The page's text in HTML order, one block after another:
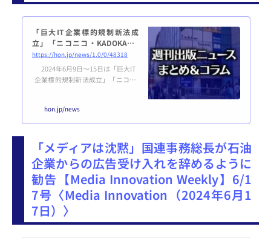
「巨大IT企業標的規制新法成
立」「ニコニコ・KADOKAWA
へのサイバー攻撃」「Apple Int
elligence」など、週刊出版
ニュースまとめ＆コラム #623
（2024年6月9日～15日）
https://hon.jp/news/1.0/0/48318
2024年6月9日～15日は「巨大IT
企業標的規制新法成立」「ニコニ
が話題に。広い意味での出版に関
連する最新ニュースから編集長 鷹
し、独自の視点でコメントしてあ
ります（ISSN 2436-8237）。政治
「1円も値引きできない」家電、
なぜOK？ 値札の「指定価格」と
は〈朝日新聞デジタル（2024年6
月11日）〉https://www.asahi.co
m/articles/AS...
hon.jp/news
「メディアは沈黙」国連事務総長が石油
企業からの広告受け入れを辞めるように
勧告【Media Innovation Weekly】6/1
7号〈Media Innovation（2024年6月1
7日）〉